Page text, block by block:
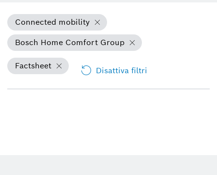
Connected mobility
Bosch Home Comfort Group
Factsheet Disattiva filtri